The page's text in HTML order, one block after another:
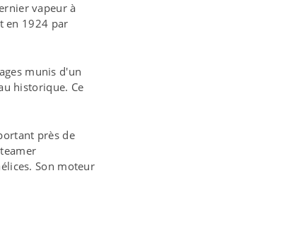
vapeur à
en 1924 par
munis d'un
historique. Ce
près de
Son moteur